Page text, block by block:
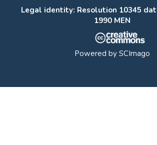
Legal identity: Resolution 10345
1990 MEN
Powered by SCImago